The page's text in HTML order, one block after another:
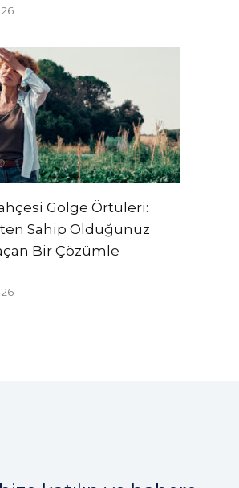
Gölge Örtüleri:
Sahip Olduğunuz
Bir Çözümle